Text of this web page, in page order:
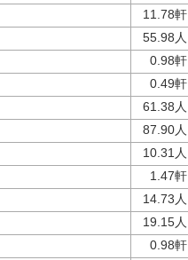
11.78軒
55.98人
0.98軒
0.49軒
61.38人
87.90人
10.31人
1.47軒
14.73人
19.15人
0.98軒